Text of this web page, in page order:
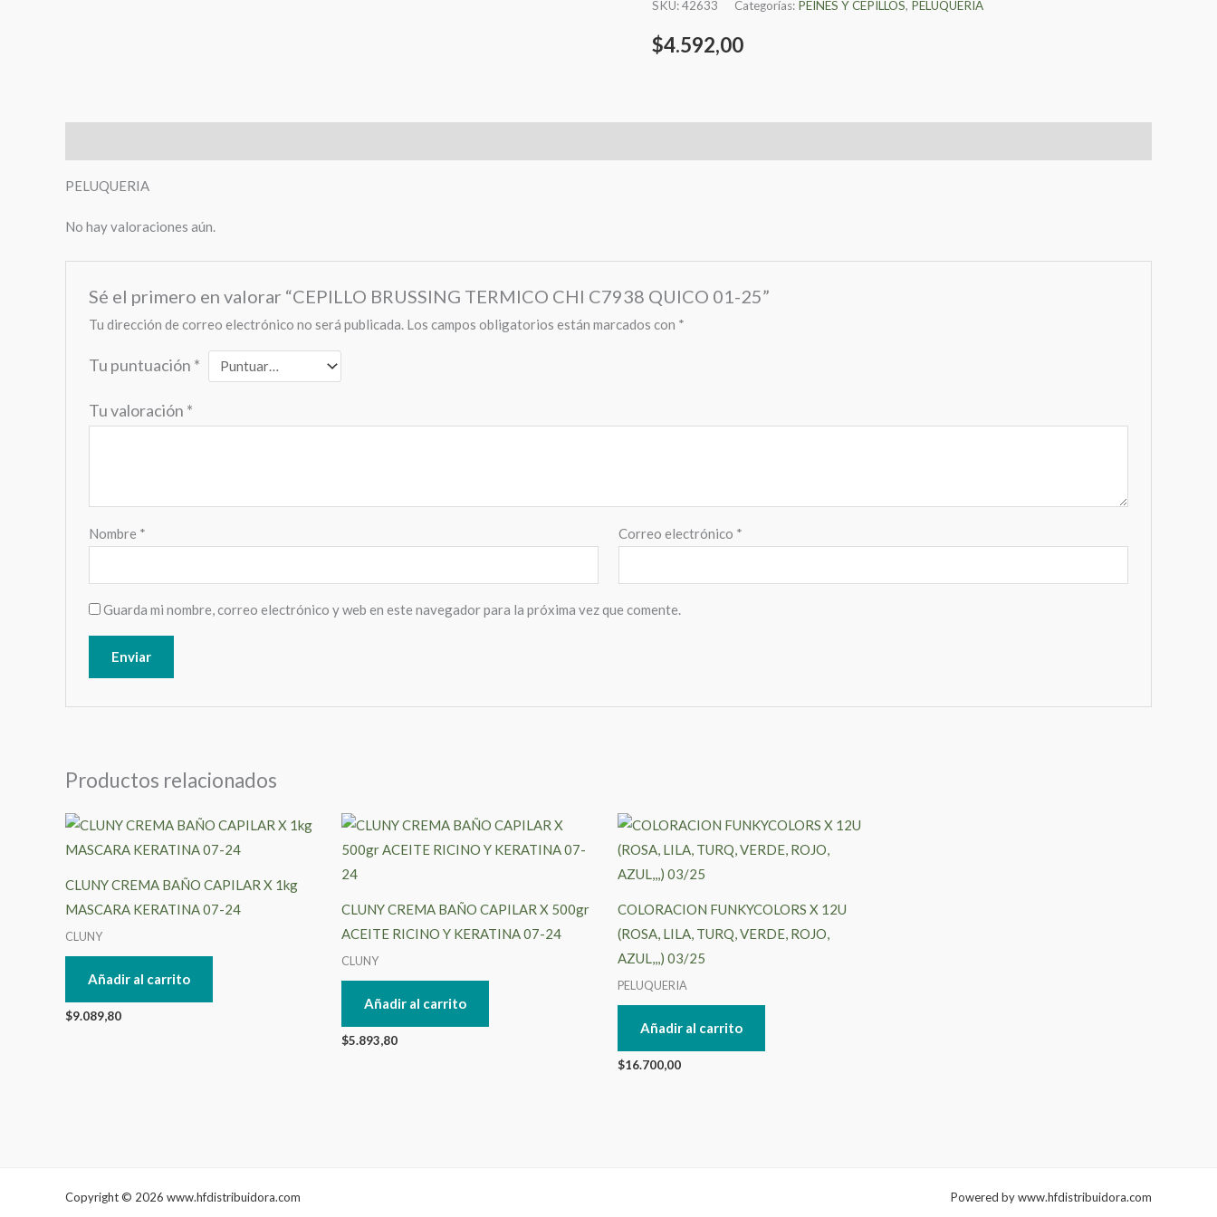
SKU:42633 Categorías: PEINES Y CEPILLOS, PELUQUERIA
$4.592,00
PELUQUERIA
No hay valoraciones aún.
Sé el primero en valorar “CEPILLO BRUSSING TERMICO CHI C7938 QUICO 01-25”
Tu dirección de correo electrónico no será publicada. Los campos obligatorios están marcados con *
Tu puntuación *
Tu valoración *
Nombre * Correo electrónico *
Guarda mi nombre, correo electrónico y web en este navegador para la próxima vez que comente.
Productos relacionados
CLUNY CREMA BAÑO CAPILAR X 1kg
MASCARA KERATINA 07-24
CLUNY
Añadir al carrito
$9.089,80
CLUNY CREMA BAÑO CAPILAR X 500gr
ACEITE RICINO Y KERATINA 07-24
CLUNY
Añadir al carrito
$5.893,80
COLORACION FUNKYCOLORS X 12U
(ROSA, LILA, TURQ, VERDE, ROJO,
AZUL,,,) 03/25
PELUQUERIA
Añadir al carrito
$16.700,00
Copyright © 2026 www.hfdistribuidora.com Powered by www.hfdistribuidora.com